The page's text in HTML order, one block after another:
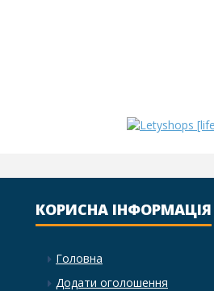
КОРИСНА ІНФОРМАЦІЯ
Головна
Додати оголошення